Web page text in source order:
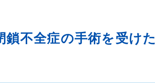
鎖不全症の手術を受けた